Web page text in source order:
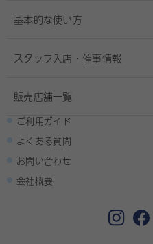
基本的な使い方
スタッフ入店・催事情報
販売店舗一覧
ご利用ガイド
よくある質問
お問い合わせ
会社概要